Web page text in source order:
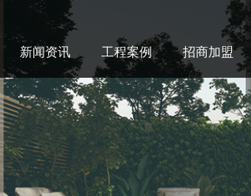
新闻资讯 工程案例 招商加盟